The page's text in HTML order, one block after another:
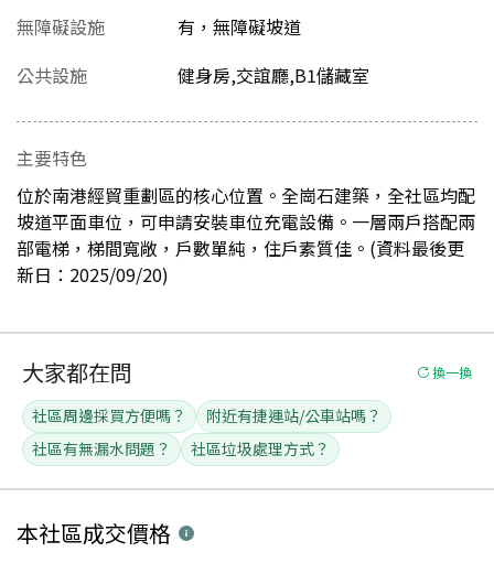
無障礙設施
有，無障礙坡道
公共設施
健身房,交誼廳,B1儲藏室
主要特色
位於南港經貿重劃區的核心位置。全崗石建築，全社區均配
坡道平面車位，可申請安裝車位充電設備。一層兩戶搭配兩
部電梯，梯間寬敞，戶數單純，住戶素質佳。(資料最後更
新日：2025/09/20)
大家都在問 換一換
社區周邊採買方便嗎？
附近有捷運站/公車站嗎？
社區有無漏水問題？
社區垃圾處理方式？
本社區成交價格